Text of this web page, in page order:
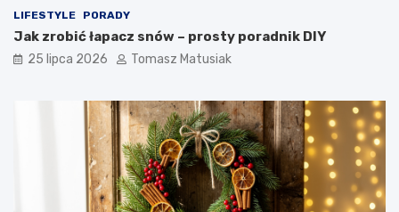
LIFESTYLE PORADY
Jak zrobić łapacz snów – prosty poradnik DIY
25 lipca 2026 Tomasz Matusiak